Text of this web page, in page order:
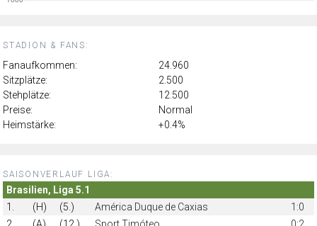
STADION & FANS:
Fanaufkommen:
24.960
Sitzplätze:
2.500
Stehplätze:
12.500
Preise:
Normal
Heimstärke:
+0.4%
SAISONVERLAUF LIGA:
Brasilien, Liga 5.1
1.
(H) (5.) América Duque de Caxias
1:0
2.
(A) (12.) Sport Timóteo
0:2